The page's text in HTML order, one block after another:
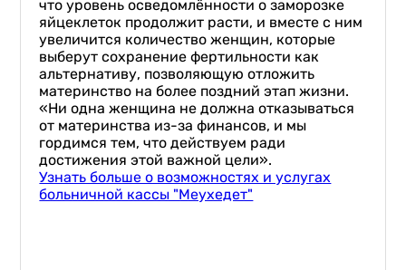
что уровень осведомлённости о заморозке
яйцеклеток продолжит расти, и вместе с ним
увеличится количество женщин, которые
выберут сохранение фертильности как
альтернативу, позволяющую отложить
материнство на более поздний этап жизни.
«Ни одна женщина не должна отказываться
от материнства из-за финансов, и мы
гордимся тем, что действуем ради
достижения этой важной цели».
Узнать больше о возможностях и услугах
больничной кассы "Меухедет"